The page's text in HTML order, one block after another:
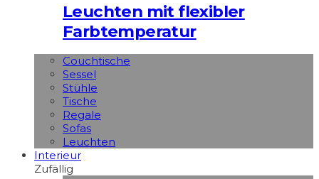
Leuchten mit flexibler
Farbtemperatur
Couchtische
Sessel
Stühle
Tische
Regale
Sofas
Leuchten
Interieur
Zufällig